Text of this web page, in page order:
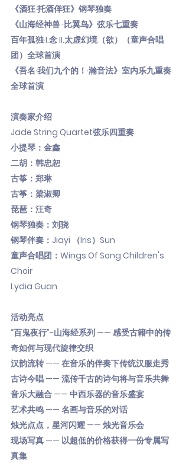
《酒狂·托酒佯狂》钢琴独奏
《山海经神兽 ·比翼鸟》弦乐七重奏
百年孤独·I.念 II.太虚幻境（欲）（童声合唱
团）全球首演
《吾名·我们九个的！·瀚音法》室内乐九重奏
全球首演
演奏家介绍
Jade String Quartet弦乐四重奏
小提琴：金鑫
二胡：韩忠恕
古筝：郑琳
古筝：梁淑卿
琵琶：汪奇
钢琴独奏：刘骁
钢琴伴奏：Jiayi （Iris）Sun
童声合唱团：Wings Of Song Children's
Choir
Lydia Guan
活动亮点
“百鬼夜行”-山海经系列 —— 感受古籍中的传
奇如何与现代旋律交织
汉韵流转 —— 在音乐的伴奏下传统汉服走秀
古诗今唱 —— 流传千古的诗句将与音乐共舞
音乐大融合 —— 中西乐器的音乐盛宴
艺术共鸣 —— 名画与音乐的对话
烛光点点，星河闪耀 —— 烛光音乐会
现场写真 —— 以超低的价格获得一份专属写
真集